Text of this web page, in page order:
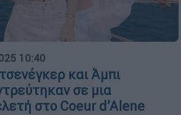
10:40
και Άμπι
σε μια
στο Coeur d’Alene